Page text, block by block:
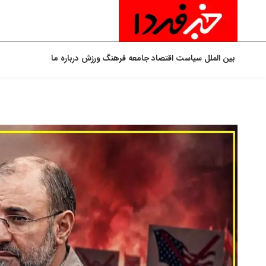
بین الملل سیاست اقتصادجامعه فرهنگورزش درباره ما